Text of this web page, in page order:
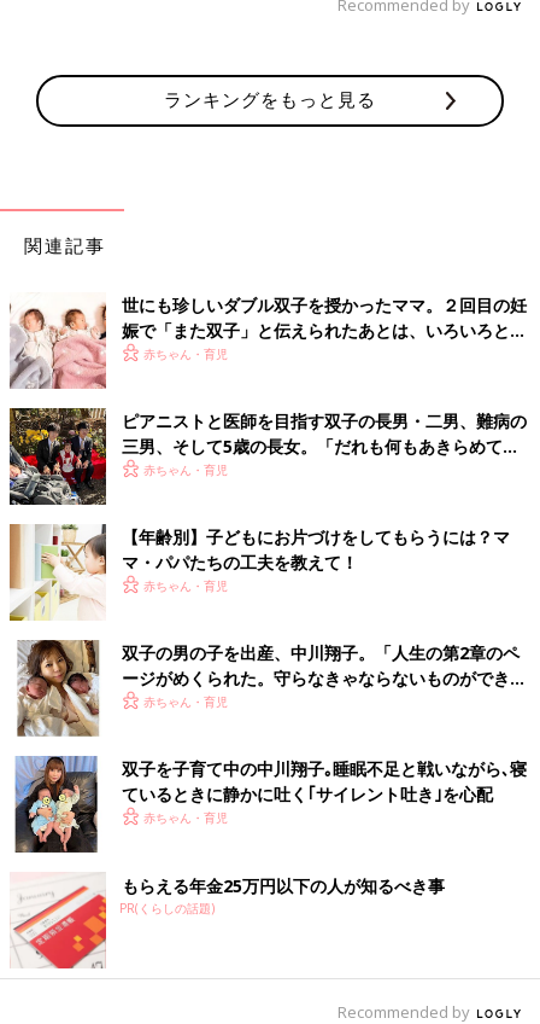
Recommended by
ランキングをもっと見る
関連記事
世にも珍しいダブル双子を授かったママ。２回目の妊
娠で「また双子」と伝えられたあとは、いろいろと不
安が巡り…!?【体験談】
赤ちゃん・育児
ピアニストと医師を目指す双子の長男・二男、難病の
三男、そして5歳の長女。「だれも何もあきらめてほ
しくない」母の思い
赤ちゃん・育児
【年齢別】子どもにお片づけをしてもらうには？マ
マ・パパたちの工夫を教えて！
赤ちゃん・育児
双子の男の子を出産、中川翔子。「人生の第2章のペ
ージがめくられた。守らなきゃならないものができ
た」という気持ちに
赤ちゃん・育児
双子を子育て中の中川翔子｡睡眠不足と戦いながら､寝
ているときに静かに吐く｢サイレント吐き｣を心配
赤ちゃん・育児
もらえる年金25万円以下の人が知るべき事
PR(くらしの話題)
Recommended by